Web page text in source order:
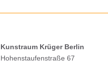
Kunstraum Krüger Berlin
Hohenstaufenstraße 67